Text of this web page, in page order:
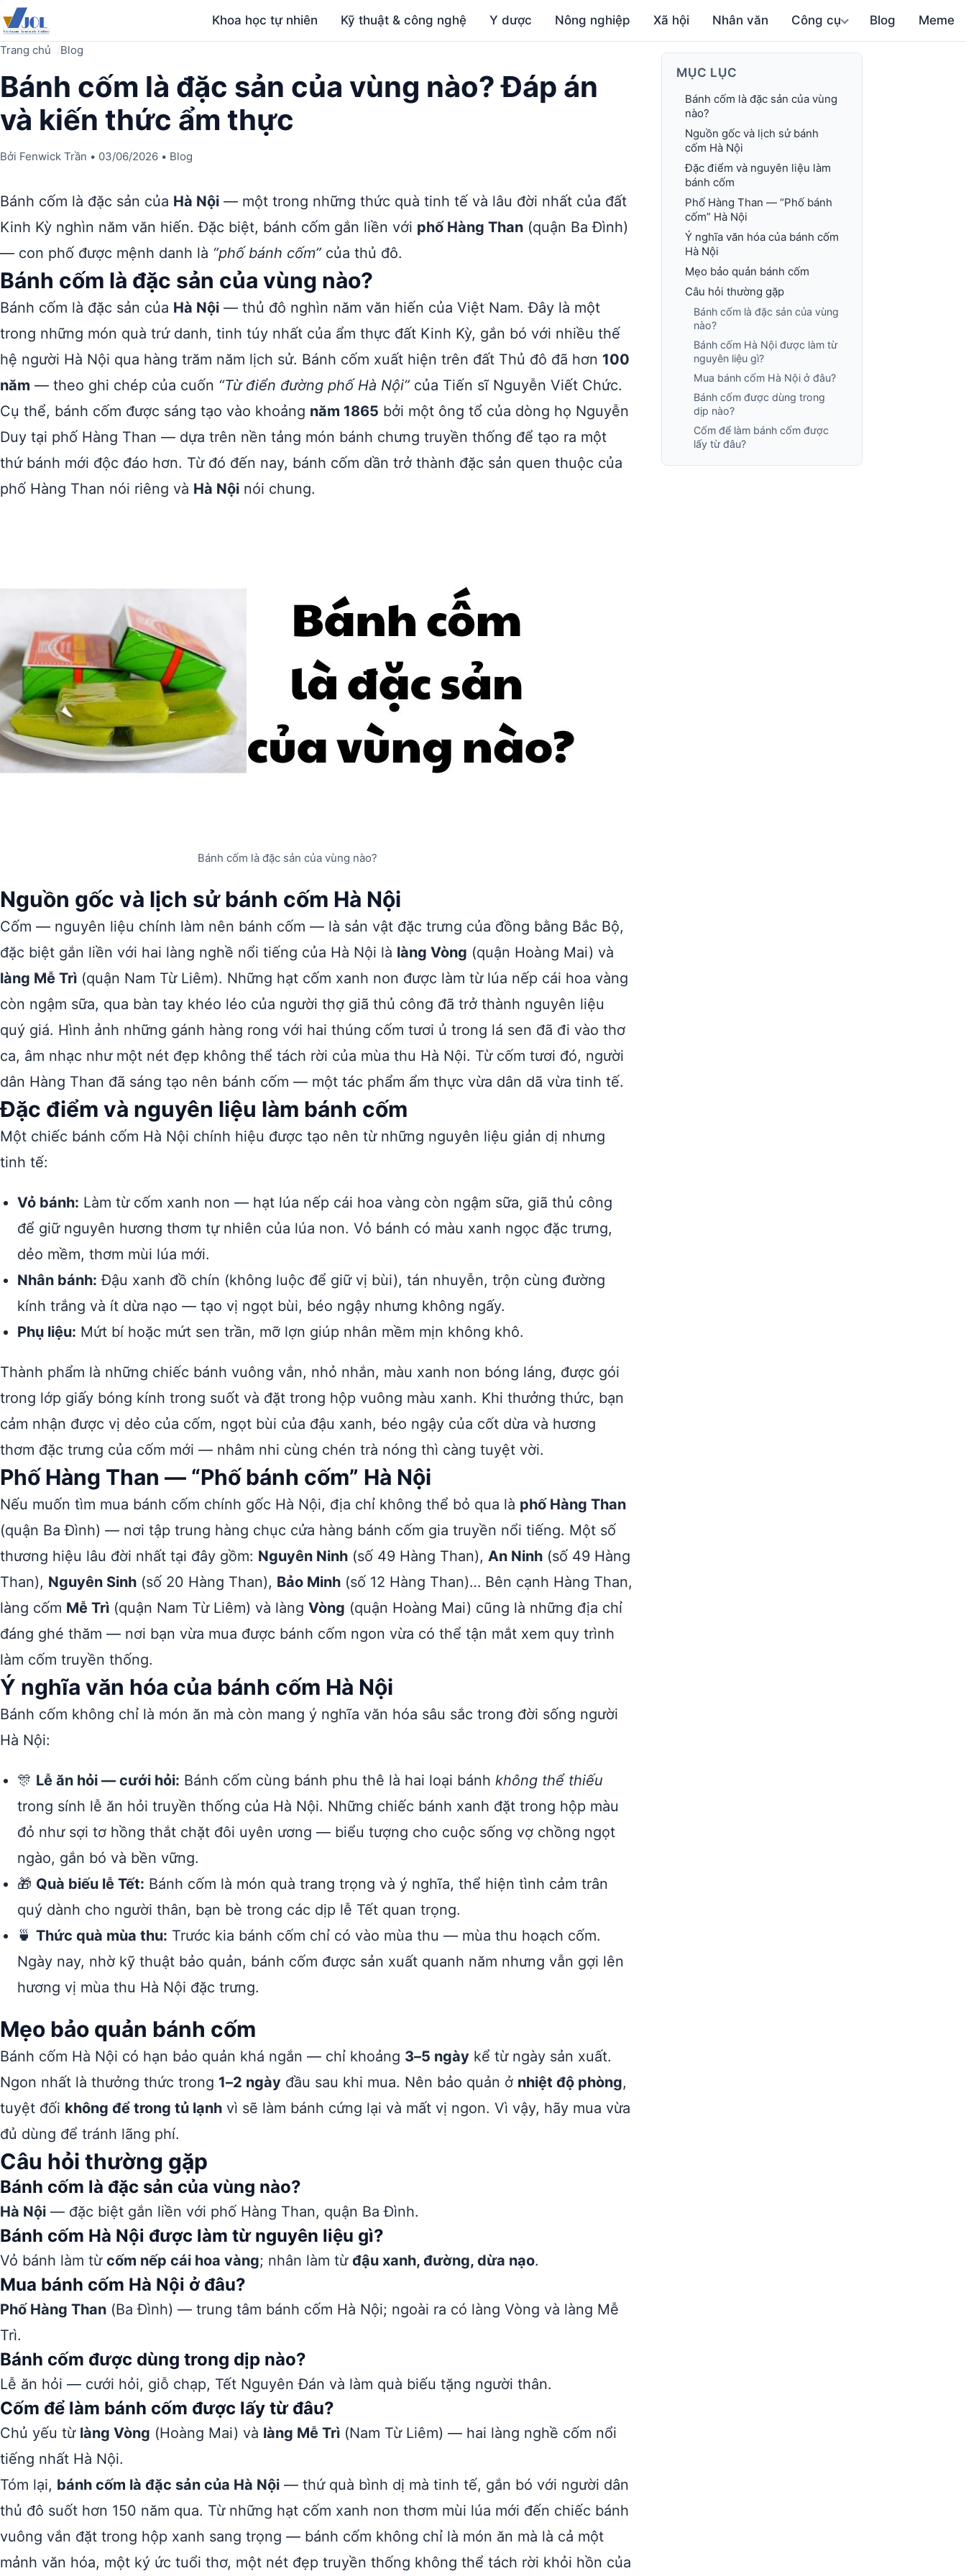
Khoa học tự nhiên Kỹ thuật & công nghệ Y dược Nông nghiệp Xã hội Nhân văn Công cụ Blog Meme
Trang chủ Blog
Bánh cốm là đặc sản của vùng nào? Đáp án
và kiến thức ẩm thực
Bởi Fenwick Trần • 03/06/2026 • Blog
Bánh cốm là đặc sản của Hà Nội — một trong những thức quà tinh tế và lâu đời nhất của đất
Kinh Kỳ nghìn năm văn hiến. Đặc biệt, bánh cốm gắn liền với phố Hàng Than (quận Ba Đình)
— con phố được mệnh danh là “phố bánh cốm” của thủ đô.
Bánh cốm là đặc sản của vùng nào?
Bánh cốm là đặc sản của Hà Nội — thủ đô nghìn năm văn hiến của Việt Nam. Đây là một
trong những món quà trứ danh, tinh túy nhất của ẩm thực đất Kinh Kỳ, gắn bó với nhiều thế
hệ người Hà Nội qua hàng trăm năm lịch sử. Bánh cốm xuất hiện trên đất Thủ đô đã hơn 100
năm — theo ghi chép của cuốn “Từ điển đường phố Hà Nội” của Tiến sĩ Nguyễn Viết Chức.
Cụ thể, bánh cốm được sáng tạo vào khoảng năm 1865 bởi một ông tổ của dòng họ Nguyễn
Duy tại phố Hàng Than — dựa trên nền tảng món bánh chưng truyền thống để tạo ra một
thứ bánh mới độc đáo hơn. Từ đó đến nay, bánh cốm dần trở thành đặc sản quen thuộc của
phố Hàng Than nói riêng và Hà Nội nói chung.
Bánh cốm là đặc sản của vùng nào?
Nguồn gốc và lịch sử bánh cốm Hà Nội
Cốm — nguyên liệu chính làm nên bánh cốm — là sản vật đặc trưng của đồng bằng Bắc Bộ,
đặc biệt gắn liền với hai làng nghề nổi tiếng của Hà Nội là làng Vòng (quận Hoàng Mai) và
làng Mễ Trì (quận Nam Từ Liêm). Những hạt cốm xanh non được làm từ lúa nếp cái hoa vàng
còn ngậm sữa, qua bàn tay khéo léo của người thợ giã thủ công đã trở thành nguyên liệu
quý giá. Hình ảnh những gánh hàng rong với hai thúng cốm tươi ủ trong lá sen đã đi vào thơ
ca, âm nhạc như một nét đẹp không thể tách rời của mùa thu Hà Nội. Từ cốm tươi đó, người
dân Hàng Than đã sáng tạo nên bánh cốm — một tác phẩm ẩm thực vừa dân dã vừa tinh tế.
Đặc điểm và nguyên liệu làm bánh cốm
Một chiếc bánh cốm Hà Nội chính hiệu được tạo nên từ những nguyên liệu giản dị nhưng
tinh tế:
Vỏ bánh: Làm từ cốm xanh non — hạt lúa nếp cái hoa vàng còn ngậm sữa, giã thủ công
để giữ nguyên hương thơm tự nhiên của lúa non. Vỏ bánh có màu xanh ngọc đặc trưng,
dẻo mềm, thơm mùi lúa mới.
Nhân bánh: Đậu xanh đồ chín (không luộc để giữ vị bùi), tán nhuyễn, trộn cùng đường
kính trắng và ít dừa nạo — tạo vị ngọt bùi, béo ngậy nhưng không ngấy.
Phụ liệu: Mứt bí hoặc mứt sen trần, mỡ lợn giúp nhân mềm mịn không khô.
Thành phẩm là những chiếc bánh vuông vắn, nhỏ nhắn, màu xanh non bóng láng, được gói
trong lớp giấy bóng kính trong suốt và đặt trong hộp vuông màu xanh. Khi thưởng thức, bạn
cảm nhận được vị dẻo của cốm, ngọt bùi của đậu xanh, béo ngậy của cốt dừa và hương
thơm đặc trưng của cốm mới — nhâm nhi cùng chén trà nóng thì càng tuyệt vời.
Phố Hàng Than — “Phố bánh cốm” Hà Nội
Nếu muốn tìm mua bánh cốm chính gốc Hà Nội, địa chỉ không thể bỏ qua là phố Hàng Than
(quận Ba Đình) — nơi tập trung hàng chục cửa hàng bánh cốm gia truyền nổi tiếng. Một số
thương hiệu lâu đời nhất tại đây gồm: Nguyên Ninh (số 49 Hàng Than), An Ninh (số 49 Hàng
Than), Nguyên Sinh (số 20 Hàng Than), Bảo Minh (số 12 Hàng Than)… Bên cạnh Hàng Than,
làng cốm Mễ Trì (quận Nam Từ Liêm) và làng Vòng (quận Hoàng Mai) cũng là những địa chỉ
đáng ghé thăm — nơi bạn vừa mua được bánh cốm ngon vừa có thể tận mắt xem quy trình
làm cốm truyền thống.
Ý nghĩa văn hóa của bánh cốm Hà Nội
Bánh cốm không chỉ là món ăn mà còn mang ý nghĩa văn hóa sâu sắc trong đời sống người
Hà Nội:
🎊 Lễ ăn hỏi — cưới hỏi: Bánh cốm cùng bánh phu thê là hai loại bánh không thể thiếu
trong sính lễ ăn hỏi truyền thống của Hà Nội. Những chiếc bánh xanh đặt trong hộp màu
đỏ như sợi tơ hồng thắt chặt đôi uyên ương — biểu tượng cho cuộc sống vợ chồng ngọt
ngào, gắn bó và bền vững.
🎁 Quà biếu lễ Tết: Bánh cốm là món quà trang trọng và ý nghĩa, thể hiện tình cảm trân
quý dành cho người thân, bạn bè trong các dịp lễ Tết quan trọng.
🍵 Thức quà mùa thu: Trước kia bánh cốm chỉ có vào mùa thu — mùa thu hoạch cốm.
Ngày nay, nhờ kỹ thuật bảo quản, bánh cốm được sản xuất quanh năm nhưng vẫn gợi lên
hương vị mùa thu Hà Nội đặc trưng.
Mẹo bảo quản bánh cốm
Bánh cốm Hà Nội có hạn bảo quản khá ngắn — chỉ khoảng 3–5 ngày kể từ ngày sản xuất.
Ngon nhất là thưởng thức trong 1–2 ngày đầu sau khi mua. Nên bảo quản ở nhiệt độ phòng,
tuyệt đối không để trong tủ lạnh vì sẽ làm bánh cứng lại và mất vị ngon. Vì vậy, hãy mua vừa
đủ dùng để tránh lãng phí.
Câu hỏi thường gặp
Bánh cốm là đặc sản của vùng nào?
Hà Nội — đặc biệt gắn liền với phố Hàng Than, quận Ba Đình.
Bánh cốm Hà Nội được làm từ nguyên liệu gì?
Vỏ bánh làm từ cốm nếp cái hoa vàng; nhân làm từ đậu xanh, đường, dừa nạo.
Mua bánh cốm Hà Nội ở đâu?
Phố Hàng Than (Ba Đình) — trung tâm bánh cốm Hà Nội; ngoài ra có làng Vòng và làng Mễ
Trì.
Bánh cốm được dùng trong dịp nào?
Lễ ăn hỏi — cưới hỏi, giỗ chạp, Tết Nguyên Đán và làm quà biếu tặng người thân.
Cốm để làm bánh cốm được lấy từ đâu?
Chủ yếu từ làng Vòng (Hoàng Mai) và làng Mễ Trì (Nam Từ Liêm) — hai làng nghề cốm nổi
tiếng nhất Hà Nội.
Tóm lại, bánh cốm là đặc sản của Hà Nội — thứ quà bình dị mà tinh tế, gắn bó với người dân
thủ đô suốt hơn 150 năm qua. Từ những hạt cốm xanh non thơm mùi lúa mới đến chiếc bánh
vuông vắn đặt trong hộp xanh sang trọng — bánh cốm không chỉ là món ăn mà là cả một
mảnh văn hóa, một ký ức tuổi thơ, một nét đẹp truyền thống không thể tách rời khỏi hồn của
MỤC LỤC
Bánh cốm là đặc sản của vùng
nào?
Nguồn gốc và lịch sử bánh
cốm Hà Nội
Đặc điểm và nguyên liệu làm
bánh cốm
Phố Hàng Than — “Phố bánh
cốm” Hà Nội
Ý nghĩa văn hóa của bánh cốm
Hà Nội
Mẹo bảo quản bánh cốm
Câu hỏi thường gặp
Bánh cốm là đặc sản của vùng
nào?
Bánh cốm Hà Nội được làm từ
nguyên liệu gì?
Mua bánh cốm Hà Nội ở đâu?
Bánh cốm được dùng trong
dịp nào?
Cốm để làm bánh cốm được
lấy từ đâu?